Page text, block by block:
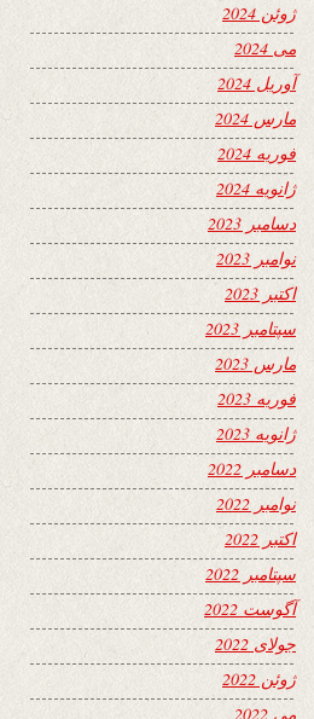
ژوئن 2024
می 2024
آوریل 2024
مارس 2024
فوریه 2024
ژانویه 2024
دسامبر 2023
نوامبر 2023
اکتبر 2023
سپتامبر 2023
مارس 2023
فوریه 2023
ژانویه 2023
دسامبر 2022
نوامبر 2022
اکتبر 2022
سپتامبر 2022
آگوست 2022
جولای 2022
ژوئن 2022
می 2022